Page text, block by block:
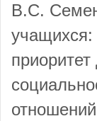
В.С.
учащихся: